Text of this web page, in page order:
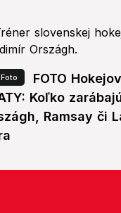
Foto
FOTO
Koľko
Ramsay či